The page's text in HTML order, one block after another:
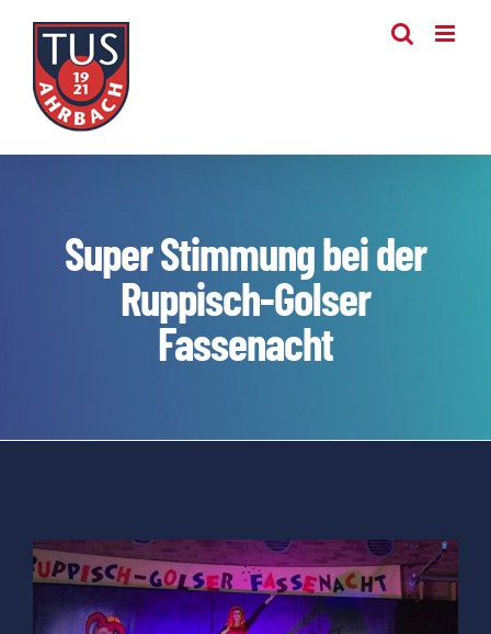
springen
Super Stimmung bei der
Ruppisch-Golser
Fassenacht
Zeige
grösseres
Bild